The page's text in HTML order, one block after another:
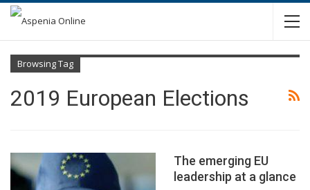
Browsing Tag
2019 European Elections
The emerging EU
leadership at a glance